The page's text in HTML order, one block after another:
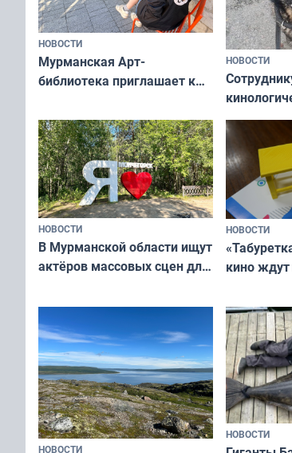
НОВОСТИ
Мурманская Арт-
библиотека приглашает к
и фотографов
НОВОСТИ
ищут
НОВОСТИ
В Мурманской области ищут
актёров массовых сцен для
короткометражном фильме
НОВОСТИ
кино
НОВОСТИ
НОВОСТИ